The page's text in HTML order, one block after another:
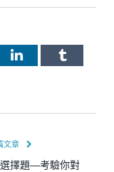
LinkedInTumblr
文章
擇題—考驗你對